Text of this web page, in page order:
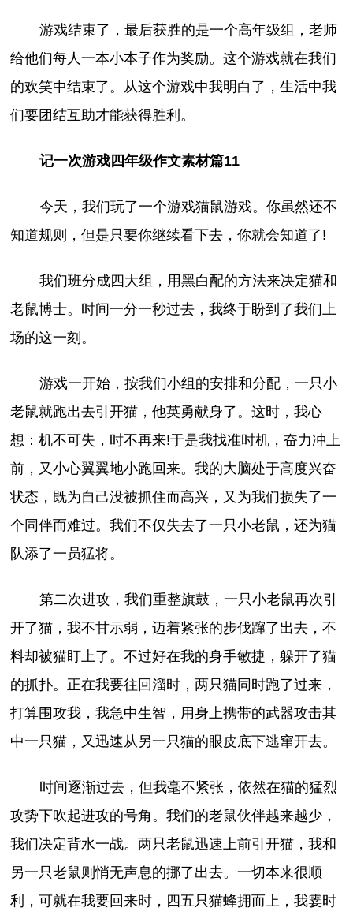
游戏结束了，最后获胜的是一个高年级组，老师
给他们每人一本小本子作为奖励。这个游戏就在我们
的欢笑中结束了。从这个游戏中我明白了，生活中我
们要团结互助才能获得胜利。
记一次游戏四年级作文素材篇11
今天，我们玩了一个游戏猫鼠游戏。你虽然还不
知道规则，但是只要你继续看下去，你就会知道了!
我们班分成四大组，用黑白配的方法来决定猫和
老鼠博士。时间一分一秒过去，我终于盼到了我们上
场的这一刻。
游戏一开始，按我们小组的安排和分配，一只小
老鼠就跑出去引开猫，他英勇献身了。这时，我心
想：机不可失，时不再来!于是我找准时机，奋力冲上
前，又小心翼翼地小跑回来。我的大脑处于高度兴奋
状态，既为自己没被抓住而高兴，又为我们损失了一
个同伴而难过。我们不仅失去了一只小老鼠，还为猫
队添了一员猛将。
第二次进攻，我们重整旗鼓，一只小老鼠再次引
开了猫，我不甘示弱，迈着紧张的步伐蹿了出去，不
料却被猫盯上了。不过好在我的身手敏捷，躲开了猫
的抓扑。正在我要往回溜时，两只猫同时跑了过来，
打算围攻我，我急中生智，用身上携带的武器攻击其
中一只猫，又迅速从另一只猫的眼皮底下逃窜开去。
时间逐渐过去，但我毫不紧张，依然在猫的猛烈
攻势下吹起进攻的号角。我们的老鼠伙伴越来越少，
我们决定背水一战。两只老鼠迅速上前引开猫，我和
另一只老鼠则悄无声息的挪了出去。一切本来很顺
利，可就在我要回来时，四五只猫蜂拥而上，我霎时